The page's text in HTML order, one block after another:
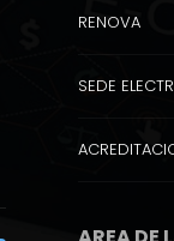
RENOVA
SEDE